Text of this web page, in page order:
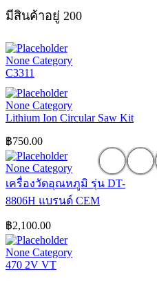
มีสินค้าอยู่ 200
None Category
C3311
None Category
Lithium Ion Circular Saw Kit
฿750.00
None Category
เครื่องวัดอุณหภูมิ รุ่น DT-
8806H แบรนด์ CEM
฿2,100.00
None Category
470 2V VT